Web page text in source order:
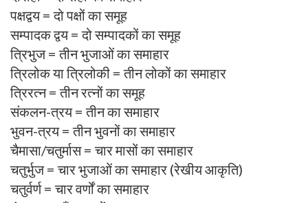
पक्षद्वय = दो पक्षों का समूह
सम्पादक द्वय = दो सम्पादकों का समूह
त्रिभुज = तीन भुजाओं का समाहार
त्रिलोक या त्रिलोकी = तीन लोकों का समाहार
त्रिरत्न = तीन रत्नों का समूह
संकलन-त्रय = तीन का समाहार
भुवन-त्रय = तीन भुवनों का समाहार
चैमासा/चतुर्मास = चार मासों का समाहार
चतुर्भुज = चार भुजाओं का समाहार (रेखीय आकृति)
चतुर्वर्ण = चार वर्णों का समाहार